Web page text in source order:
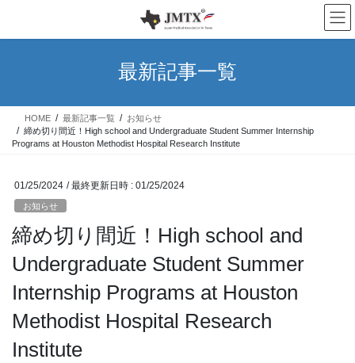
テ
ス
ゲ
ン
最新記事一覧
HOME 最新記事一覧
お知らせ
締め切り間近！High school and Undergraduate Student Summer Internship
Programs at Houston Methodist Hospital Research Institute
01/25/2024 / 最終更新日時 : 01/25/2024
お知らせ
締め切り間近！High school and
Undergraduate Student Summer
Internship Programs at Houston
Methodist Hospital Research
Institute